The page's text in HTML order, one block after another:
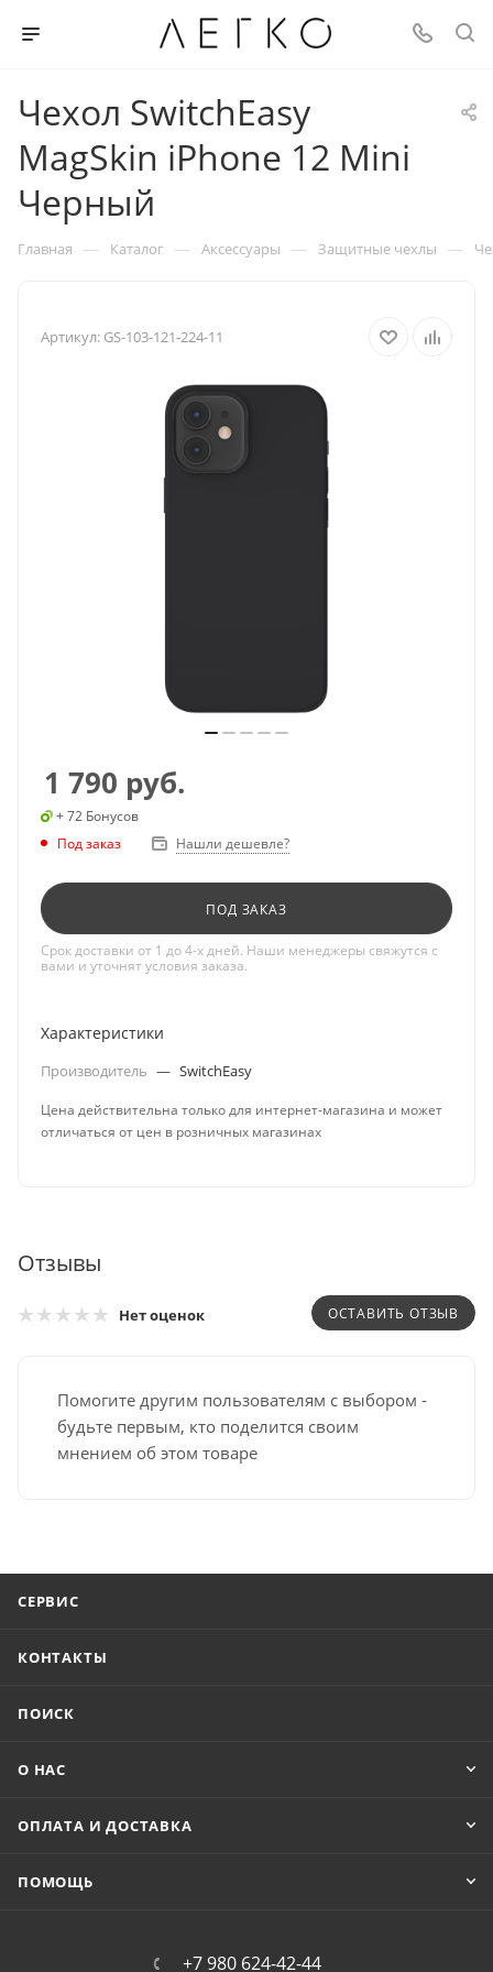
Чехол SwitchEasy
MagSkin iPhone 12 Mini
Черный
Главная — Каталог — Аксессуары — Защитные чехлы —
Артикул: GS-103-121-224-11
1 790 руб.
+ 72 Бонусов
Под заказ
Нашли дешевле?
ПОД ЗАКАЗ
Срок доставки от 1 до 4-х дней. Наши менеджеры свяжутся с
вами и уточнят условия заказа.
Характеристики
Производитель — SwitchEasy
Цена действительна только для интернет-магазина и может
отличаться от цен в розничных магазинах
Отзывы
Нет оценок ОСТАВИТЬ ОТЗЫВ
Помогите другим пользователям с выбором -
будьте первым, кто поделится своим
мнением об этом товаре
СЕРВИС
КОНТАКТЫ
ПОИСК
О НАС
ОПЛАТА И ДОСТАВКА
ПОМОЩЬ
+7 980 624-42-44